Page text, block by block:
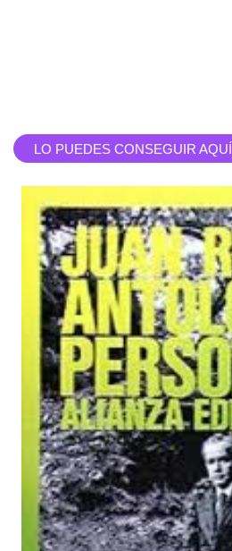
LO PUEDES CONSEGUIR AQUÍ